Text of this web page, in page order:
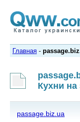
Главная -
Кухни на
passage.biz.ua